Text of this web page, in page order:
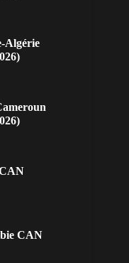
Algérie
CAN